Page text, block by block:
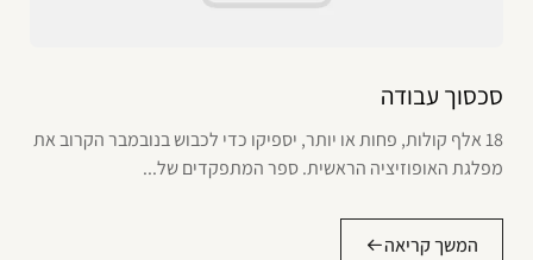
סכסוך עבודה
18 אלף קולות, פחות או יותר, יספיקו כדי לכבוש בנובמבר הקרוב את
מפלגת האופוזיציה הראשית. ספר המתפקדים של...
המשך קריאה